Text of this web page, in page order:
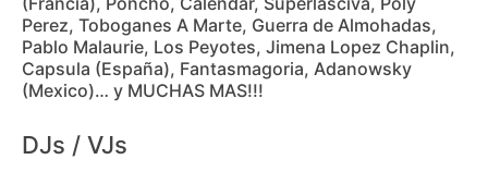
Perez, Toboganes A Marte, Guerra de Almohadas,
Pablo Malaurie, Los Peyotes, Jimena Lopez Chaplin,
Capsula (España), Fantasmagoria, Adanowsky
(Mexico)… y MUCHAS MAS!!!
DJs / VJs